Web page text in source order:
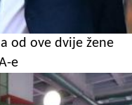
od ove dvije žene
e